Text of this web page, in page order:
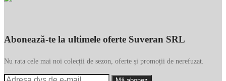
Abonează-te la ultimele oferte Suveran SRL
Nu rata cele mai noi colecții de sezon, oferte și promoții de nerefuzat.